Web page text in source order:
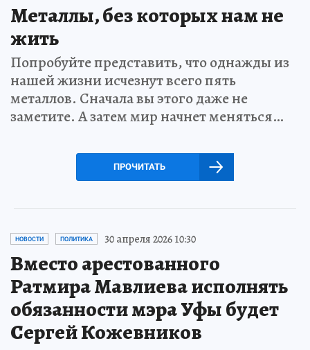
Металлы, без которых нам не
жить
Попробуйте представить, что однажды из
нашей жизни исчезнут всего пять
металлов. Сначала вы этого даже не
заметите. А затем мир начнет меняться…
ПРОЧИТАТЬ
НОВОСТИ ПОЛИТИКА 30 апреля 2026 10:30
Вместо арестованного
Ратмира Мавлиева исполнять
обязанности мэра Уфы будет
Сергей Кожевников